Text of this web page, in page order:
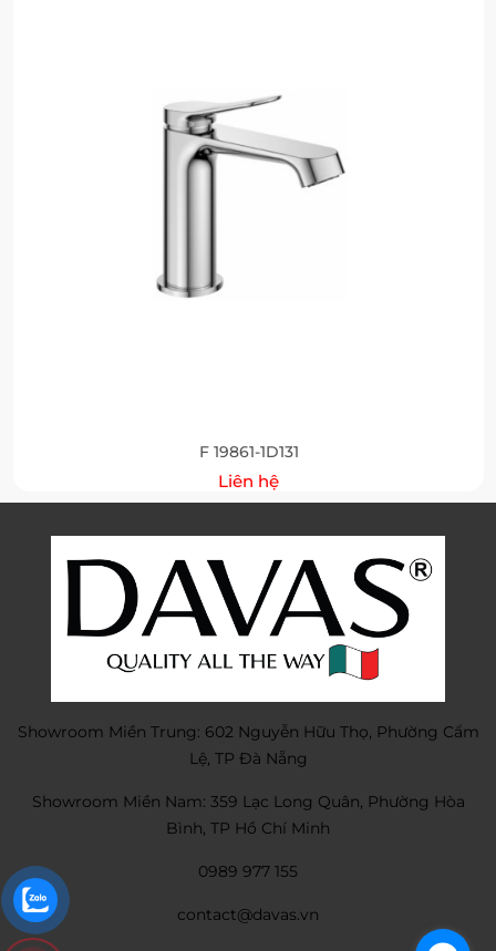
F 19861-1D131
Liên hệ
Showroom Miền Trung: 602 Nguyễn Hữu Thọ, Phường Cẩm
Lệ, TP Đà Nẵng
Showroom Miền Nam: 359 Lạc Long Quân, Phường Hòa
Bình, TP Hồ Chí Minh
0989 977 155
contact@davas.vn